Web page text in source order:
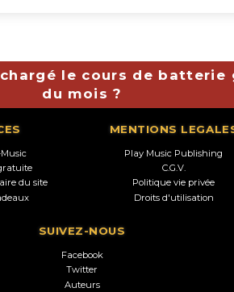
le cours de batterie
du mois ?
du site
MENTIONS
Play Music Publishing
C.G.V.
Politique vie privée
Droits d'utilisation
SUIVEZ-NOUS
Facebook
Twitter
Auteurs